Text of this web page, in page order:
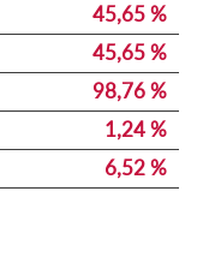
45,65 %
45,65 %
98,76 %
1,24 %
6,52 %